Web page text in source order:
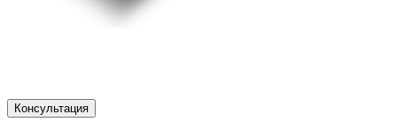
Консультация